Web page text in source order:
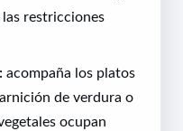
las restricciones
acompaña los platos
de verdura o
ocupan